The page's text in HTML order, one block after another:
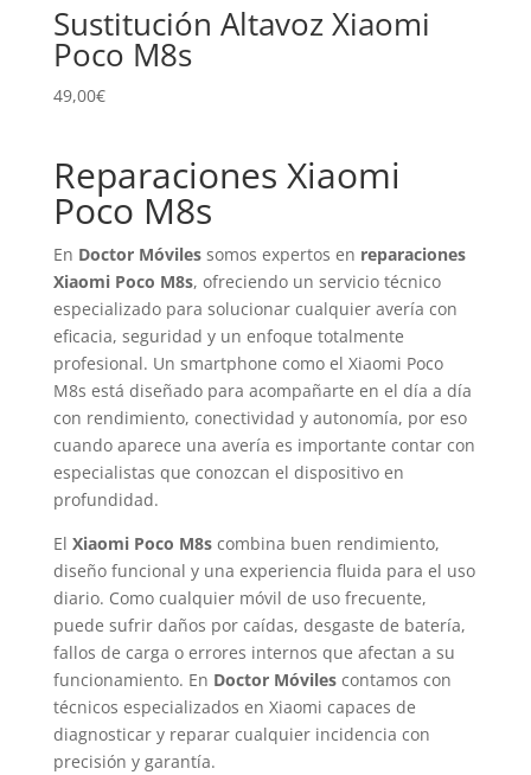
Sustitución Altavoz Xiaomi
Poco M8s
49,00€
Reparaciones Xiaomi
Poco M8s
En Doctor Móvilessomos expertos en reparaciones
Xiaomi Poco M8s, ofreciendo un servicio técnico
especializado para solucionar cualquier avería con
eficacia, seguridad y un enfoque totalmente
profesional. Un smartphone como el Xiaomi Poco
M8s está diseñado para acompañarte en el día a día
con rendimiento, conectividad y autonomía, por eso
cuando aparece una avería es importante contar con
especialistas que conozcan el dispositivo en
profundidad.
El Xiaomi Poco M8scombina buen rendimiento,
diseño funcional y una experiencia fluida para el uso
diario. Como cualquier móvil de uso frecuente,
puede sufrir daños por caídas, desgaste de batería,
fallos de carga o errores internos que afectan a su
funcionamiento. En Doctor Móvilescontamos con
técnicos especializados en Xiaomi capaces de
diagnosticar y reparar cualquier incidencia con
precisión y garantía.